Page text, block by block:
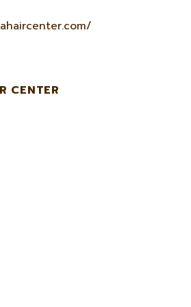
CENTER